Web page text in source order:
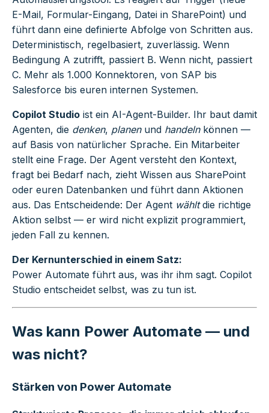
E-Mail, Formular-Eingang, Datei in SharePoint) und
führt dann eine definierte Abfolge von Schritten aus.
Deterministisch, regelbasiert, zuverlässig. Wenn
Bedingung A zutrifft, passiert B. Wenn nicht, passiert
C. Mehr als 1.000 Konnektoren, von SAP bis
Salesforce bis euren internen Systemen.
Copilot Studio ist ein AI-Agent-Builder. Ihr baut damit
Agenten, die denken, planenund handelnkönnen —
auf Basis von natürlicher Sprache. Ein Mitarbeiter
stellt eine Frage. Der Agent versteht den Kontext,
fragt bei Bedarf nach, zieht Wissen aus SharePoint
oder euren Datenbanken und führt dann Aktionen
aus. Das Entscheidende: Der Agent wähltdie richtige
Aktion selbst — er wird nicht explizit programmiert,
jeden Fall zu kennen.
Der Kernunterschied in einem Satz:
Power Automate führt aus, was ihr ihm sagt. Copilot
Studio entscheidet selbst, was zu tun ist.
Was kann Power Automate — und
was nicht?
Stärken von Power Automate